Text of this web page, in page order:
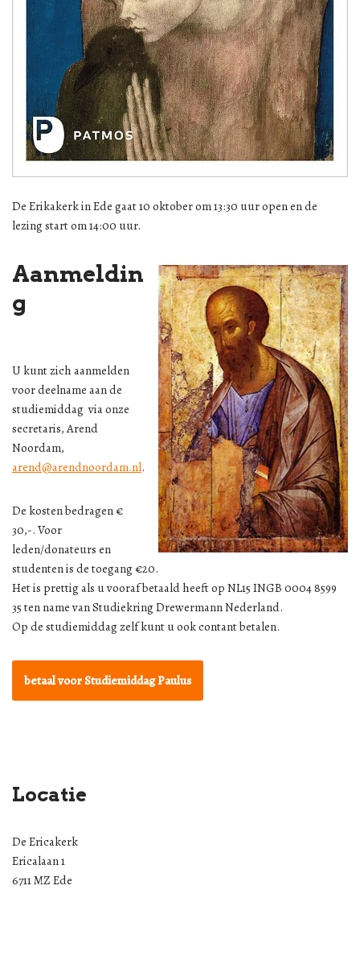
De Erikakerk in Ede gaat 10 oktober om 13:30 uur open en de
lezing start om 14:00 uur.
Aanmeldin
g
U kunt zich aanmelden
voor deelname aan de
studiemiddag via onze
secretaris, Arend
Noordam,
arend@arendnoordam.nl.
De kosten bedragen €
30,-. Voor
leden/donateurs en
studenten is de toegang €20.
Het is prettig als u vooraf betaald heeft op NL15 INGB 0004 8599
35 ten name van Studiekring Drewermann Nederland.
Op de studiemiddag zelf kunt u ook contant betalen.
betaal voor Studiemiddag Paulus
Locatie
De Ericakerk
Ericalaan 1
6711 MZ Ede